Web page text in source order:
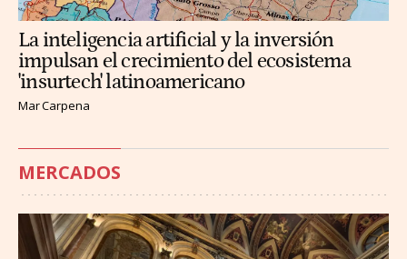
La inteligencia artificial y la inversión
impulsan el crecimiento del ecosistema
'insurtech' latinoamericano
Mar Carpena
MERCADOS